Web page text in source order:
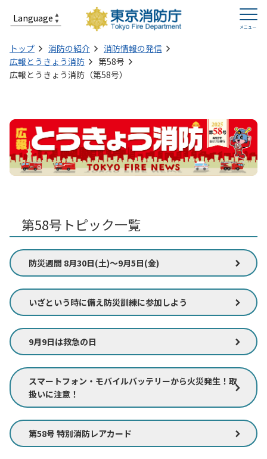
トップ 消防の紹介
消防情報の発信
広報とうきょう消防
第58号
広報とうきょう消防（第58号）
第58号トピック一覧
防災週間 8月30日(土)～9月5日(金)
いざという時に備え防災訓練に参加しよう
9月9日は救急の日
スマートフォン・モバイルバッテリーから火災発生！取
扱いに注意！
第58号 特別消防レアカード